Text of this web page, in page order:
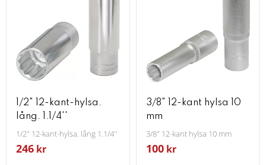
1/2" 12-kant-hylsa.
lång. 1.1/4''
1/2" 12-kant-hylsa. lång 1.1/4''
246 kr
3/8" 12-kant hylsa 10
mm
3/8" 12-kant hylsa 10 mm
100 kr